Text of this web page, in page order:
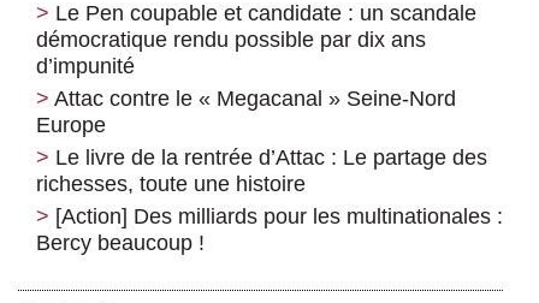
Le Pen coupable et candidate : un scandale
démocratique rendu possible par dix ans
d’impunité
Attac contre le « Megacanal » Seine-Nord
Europe
Le livre de la rentrée d’Attac : Le partage des
richesses, toute une histoire
[Action] Des milliards pour les multinationales :
Bercy beaucoup !